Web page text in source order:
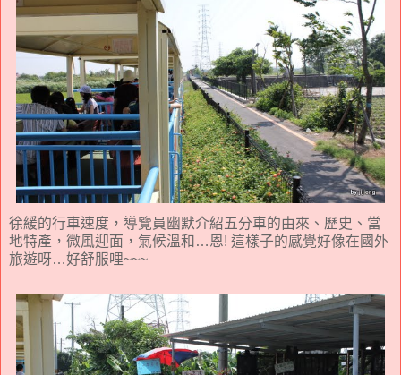
徐緩的行車速度，導覽員幽默介紹五分車的由來、歷史、當
地特產，微風迎面，氣候溫和…恩! 這樣子的感覺好像在國外
旅遊呀…好舒服哩~~~